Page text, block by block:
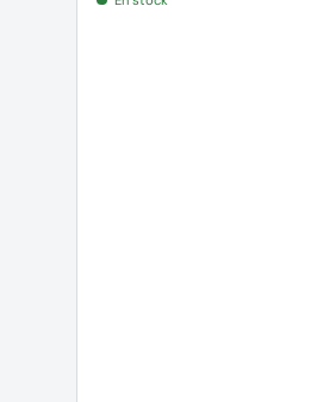
1X Clavette à deux trous (1